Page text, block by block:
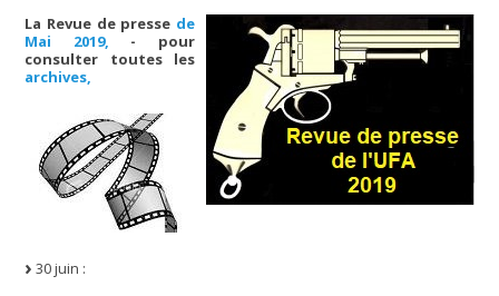
La Revue de presse de
Mai 2019, - pour
consulter toutes les
archives,
30 juin :